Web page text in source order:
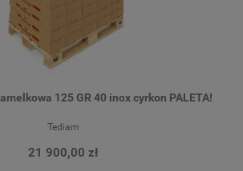
125 GR 40 inox cyrkon PALETA!
Tediam
21 900,00 zł